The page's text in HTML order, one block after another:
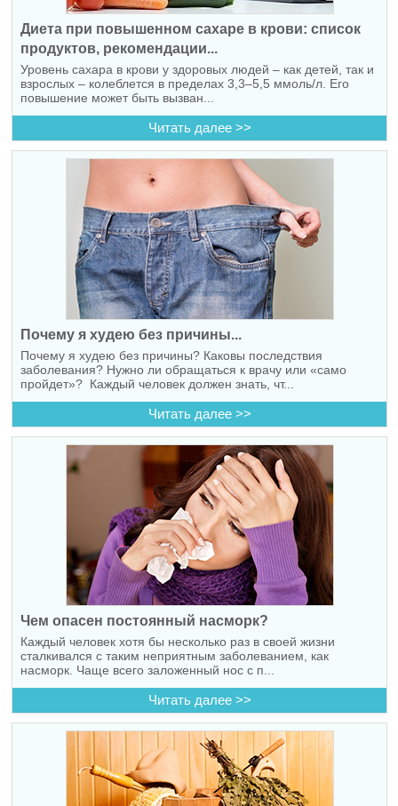
Диета при повышенном сахаре в крови: список
продуктов, рекомендации...
Уровень сахара в крови у здоровых людей – как детей, так и
взрослых – колеблется в пределах 3,3–5,5 ммоль/л. Его
повышение может быть вызван...
Читать далее >>
Почему я худею без причины...
Почему я худею без причины? Каковы последствия
заболевания? Нужно ли обращаться к врачу или «само
пройдет»? Каждый человек должен знать, чт...
Читать далее >>
Чем опасен постоянный насморк?
Каждый человек хотя бы несколько раз в своей жизни
сталкивался с таким неприятным заболеванием, как
насморк. Чаще всего заложенный нос с п...
Читать далее >>